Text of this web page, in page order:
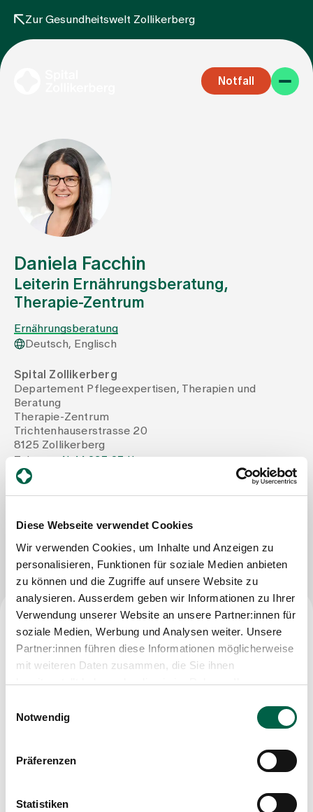
Diese Webseite verwendet Cookies
Wir verwenden Cookies, um Inhalte und Anzeigen zu
personalisieren, Funktionen für soziale Medien anbieten
zu können und die Zugriffe auf unsere Website zu
analysieren. Ausserdem geben wir Informationen zu Ihrer
Verwendung unserer Website an unsere Partner:innen für
soziale Medien, Werbung und Analysen weiter. Unsere
Partner:innen führen diese Informationen möglicherweise
mit weiteren Daten zusammen, die Sie ihnen
bereitgestellt haben oder die sie im Rahmen Ihrer
Notwendig
Präferenzen
Statistiken
Zur Gesundheitswelt Zollikerberg
Notfall
Fachbereiche
Aufenthalt
Team
Zuweisende
Events
Über uns
Aktuelles
Jobs & Karriere
Babygalerie
Blog
Medien
Publikationen
Daniela Facchin
Leiterin Ernährungsberatung,
Therapie-Zentrum
Ernährungsberatung
Deutsch, Englisch
Spital Zollikerberg
Departement Pflegeexpertisen, Therapien und
Beratung
Therapie-Zentrum
Trichtenhauserstrasse 20
8125 Zollikerberg
Tel
+41 44 397 27 11
Mail
daniela.facchin@therapie-zollikerberg.ch
Beruf
Ernährungsberaterin BSc
Aus- und Weiterbildungen
CAS Betriebsführung für Gesundheitsfachleute
SVEB 1 – Lernveranstaltung für Erwachsene